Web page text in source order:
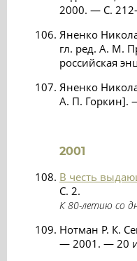
2000. — С.
Яненко
гл. ред. А. М.
российская
Яненко
А. П. Горкин].
2001
В честь
С. 2.
К 80-летию со
Нотман Р. К.
— 2001. — 20